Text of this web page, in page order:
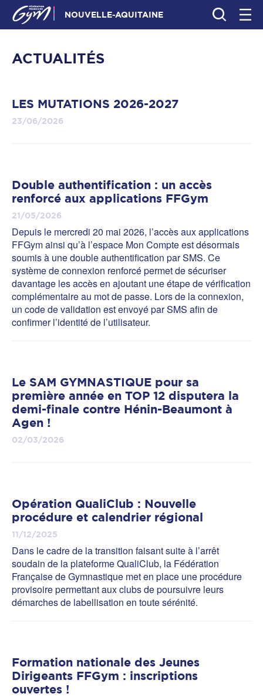
NOUVELLE-AQUITAINE
ACTUALITÉS
LES MUTATIONS 2026-2027
23/06/2026
Double authentification : un accès
renforcé aux applications FFGym
21/05/2026
Depuis le mercredi 20 mai 2026, l’accès aux applications
FFGym ainsi qu’à l’espace Mon Compte est désormais
soumis à une double authentification par SMS. Ce
système de connexion renforcé permet de sécuriser
davantage les accès en ajoutant une étape de vérification
complémentaire au mot de passe. Lors de la connexion,
un code de validation est envoyé par SMS afin de
confirmer l’identité de l’utilisateur.
Le SAM GYMNASTIQUE pour sa
première année en TOP 12 disputera la
demi-finale contre Hénin-Beaumont à
Agen !
02/03/2026
Opération QualiClub : Nouvelle
procédure et calendrier régional
11/12/2025
Dans le cadre de la transition faisant suite à l’arrêt
soudain de la plateforme QualiClub, la Fédération
Française de Gymnastique met en place une procédure
provisoire permettant aux clubs de poursuivre leurs
démarches de labellisation en toute sérénité.
Formation nationale des Jeunes
Dirigeants FFGym : inscriptions
ouvertes !